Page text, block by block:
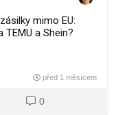
mimo EU:
TEMU a Shein?
před 1 měsícem
0